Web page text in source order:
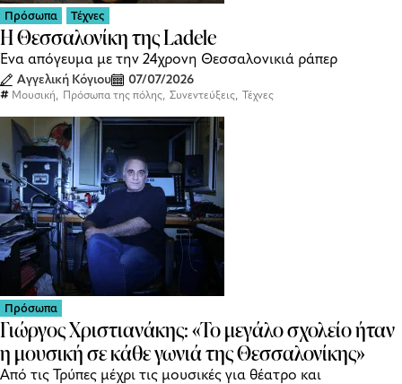
Πρόσωπα Τέχνες
Η Θεσσαλονίκη της Ladele
Ένα απόγευμα με την 24χρονη Θεσσαλονικιά ράπερ
Αγγελική Κόγιου 07/07/2026
Μουσική, Πρόσωπα της πόλης, Συνεντεύξεις, Τέχνες
Πρόσωπα
Γιώργος Χριστιανάκης: «Το μεγάλο σχολείο ήταν
η μουσική σε κάθε γωνιά της Θεσσαλονίκης»
Από τις Τρύπες μέχρι τις μουσικές για θέατρο και